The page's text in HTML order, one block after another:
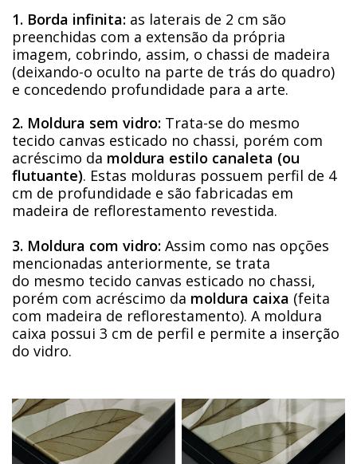
1. Borda infinita: as laterais de 2 cm são
preenchidas com a extensão da própria
imagem, cobrindo, assim, o chassi de madeira
(deixando-o oculto na parte de trás do quadro)
e concedendo profundidade para a arte.
2. Moldura sem vidro: Trata-se do mesmo
tecido canvas esticado no chassi, porém com
acréscimo da moldura estilo canaleta (ou
flutuante). Estas molduras possuem perfil de 4
cm de profundidade e são fabricadas em
madeira de reflorestamento revestida.
3. Moldura com vidro: Assim como nas opções
mencionadas anteriormente, se trata
do mesmo tecido canvas esticado no chassi,
porém com acréscimo da moldura caixa (feita
com madeira de reflorestamento). A moldura
caixa possui 3 cm de perfil e permite a inserção
do vidro.